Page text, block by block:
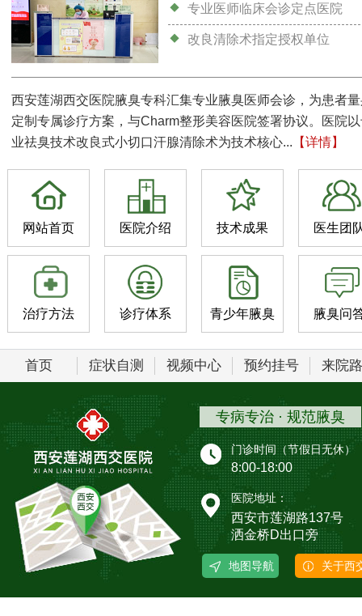
专业医师临床会诊定点医院
改良清除术指定授权单位
西安莲湖西交医院腋臭专科汇集专业腋臭医师会诊，为患者
定制专属诊疗方案，与Charm整形美容医院签署协议。医院
业祛臭技术改良式小切口汗腺清除术为技术核心... 【详情】
网站首页 医院介绍 技术成果 医生团
治疗方法 诊疗体系 青少年腋臭 腋臭问
首页 症状自测 视频中心 预约挂号 来院
专病专治 · 规范腋臭
门诊时间（节假日无休）
8:00-18:00
医院地址：
西安市莲湖路137号
洒金桥D出口旁
地图导航 关于西